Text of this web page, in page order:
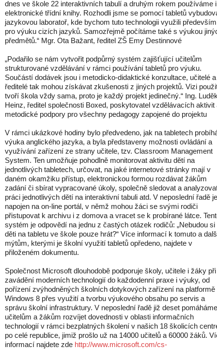
dnes ve škole 22 interaktivních tabulí a druhým rokem používáme i
elektronické třídní knihy. Rozhodli jsme se pomocí tabletů
jazykovou laboratoř, kde bychom tuto technologii využili především
pro výuku cizích jazyků. Samozřejmě počítáme také s výukou
předmětů.“ Mgr. Ota Bažant, ředitel ZŠ Emy Destinnové
„Podařilo se nám vytvořit podpůrný systém zajišťující učitelům
strukturované vzdělávání v rámci používání tabletů pro výuku.
Součástí dodávek jsou i metodicko-didaktické konzultace, učitelé a
ředitelé tak mohou získávat zkušenosti z jiných projektů. Vizi
tvoří škola vždy sama, proto je každý projekt jedinečný.“ Ing.
Heinz, ředitel společnosti Boxed, poskytovatel vzdělávacích aktivit
metodické podpory pro všechny pedagogy zapojené do projektu
V rámci ukázkové hodiny bylo předvedeno, jak na tabletech
výuka anglického jazyka, a byla představeny možnosti ovládání a
využívání zařízení ze strany učitele, tzv. Classroom Management
System. Ten umožňuje pohodlně monitorovat aktivitu dětí na
jednotlivých tabletech, určovat, na jaké internetové stránky mají v
daném okamžiku přístup, elektronickou formou rozdávat žákům
zadání či sbírat vypracované úkoly, společně sledovat a
práci jednotlivých dětí na interaktivní tabuli atd. V neposlední řadě je
napojen na on-line portál, v němž mohou žáci se svými rodiči
přistupovat k archivu i z domova a vracet se k probírané látce.
systém je odpovědí na jednu z častých otázek rodičů: „Nebudou si
děti na tabletu ve škole pouze hrát?“ Více informací k tomuto a
mýtům, kterými je školní využití tabletů opředeno, najdete v
přiloženém dokumentu.
Společnost Microsoft dlouhodobě podporuje školy, učitele i žáky při
zavádění moderních technologií do každodenní praxe i výuky, od
pořízení zvýhodněných školních dotykových zařízení na platformě
Windows 8 přes využití a tvorbu výukového obsahu po servis a
správu školní infrastruktury. V neposlední řadě již deset pomáháme
učitelům a žákům rozvíjet dovednosti v oblasti informačních
technologií v rámci bezplatných školení v našich 18 školicích
po celé republice, jimiž prošlo už na 14000 učitelů a 60000 žáků.
informací najdete zde http://www.microsoft.com/cs-